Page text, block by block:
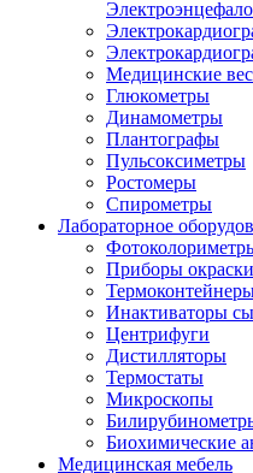
Медицинские
Глюкометры
Динамометры
Плантографы
Пульсоксиметры
Ростомеры
Спирометры
Лабораторное
Приборы
Инактиваторы
Центрифуги
Дистилляторы
Термостаты
Микроскопы
Биохимические
Медицинская мебель